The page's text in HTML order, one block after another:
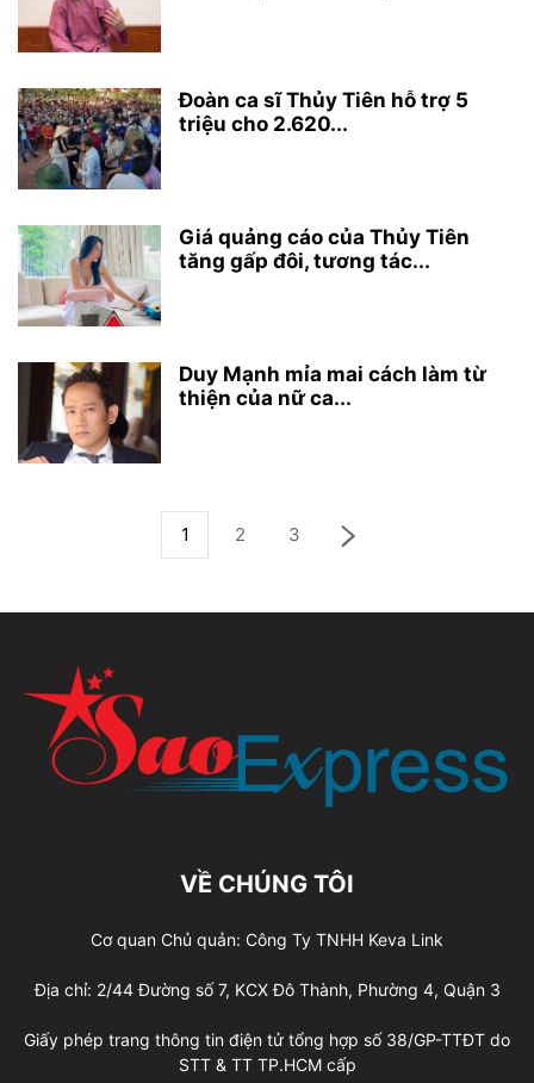
Đoàn ca sĩ Thủy Tiên hỗ trợ 5
triệu cho 2.620...
Giá quảng cáo của Thủy Tiên
tăng gấp đôi, tương tác...
Duy Mạnh mỉa mai cách làm từ
thiện của nữ ca...
1 2 3
VỀ CHÚNG TÔI
Cơ quan Chủ quản: Công Ty TNHH Keva Link
Địa chỉ: 2/44 Đường số 7, KCX Đô Thành, Phường 4, Quận 3
Giấy phép trang thông tin điện tử tổng hợp số 38/GP-TTĐT do
STT & TT TP.HCM cấp